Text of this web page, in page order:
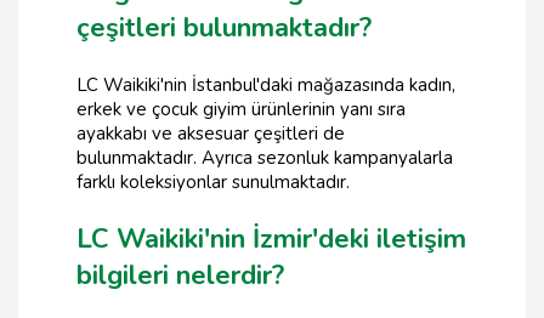
çeşitleri bulunmaktadır?
LC Waikiki'nin İstanbul'daki mağazasında kadın,
erkek ve çocuk giyim ürünlerinin yanı sıra
ayakkabı ve aksesuar çeşitleri de
bulunmaktadır. Ayrıca sezonluk kampanyalarla
farklı koleksiyonlar sunulmaktadır.
LC Waikiki'nin İzmir'deki iletişim
bilgileri nelerdir?